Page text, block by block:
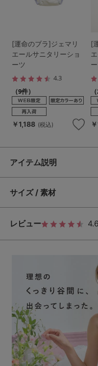
[運命のブラ]ジェマリ
エールサニタリーショ
ーツ
4.3
（9件）
￥1,188 (税込)
[
アイテム説明
サイズ / 素材
レビュー 4.6